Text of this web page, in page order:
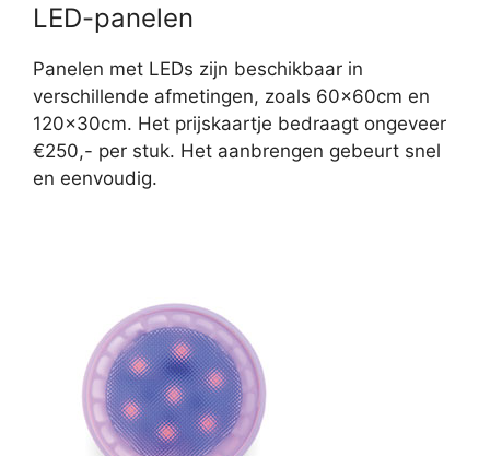
LED-panelen
Panelen met LEDs zijn beschikbaar in
verschillende afmetingen, zoals 60x60cm en
120x30cm. Het prijskaartje bedraagt ongeveer
€250,- per stuk. Het aanbrengen gebeurt snel
en eenvoudig.